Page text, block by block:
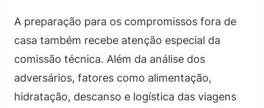
A preparação para os compromissos fora de
casa também recebe atenção especial da
comissão técnica. Além da análise dos
adversários, fatores como alimentação,
hidratação, descanso e logística das viagens